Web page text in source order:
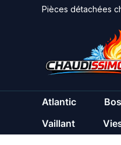
Pièces détachées
Atlantic
Vaillant